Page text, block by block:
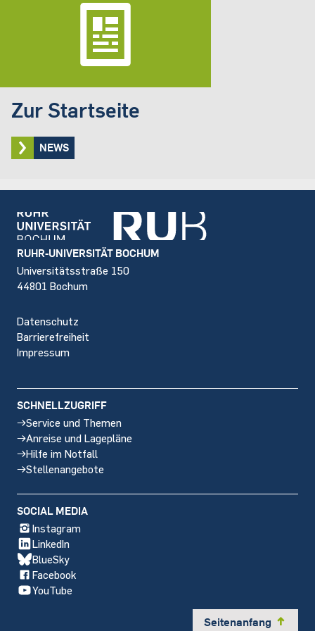
Zur Startseite
NEWS
Footer
RUHR-UNIVERSITÄT BOCHUM
Universitätsstraße 150
44801 Bochum
Datenschutz
Barrierefreiheit
Impressum
SCHNELLZUGRIFF
Service und Themen
Anreise und Lagepläne
Hilfe im Notfall
Stellenangebote
SOCIAL MEDIA
Instagram
LinkedIn
BlueSky
Facebook
YouTube
Seitenanfang y